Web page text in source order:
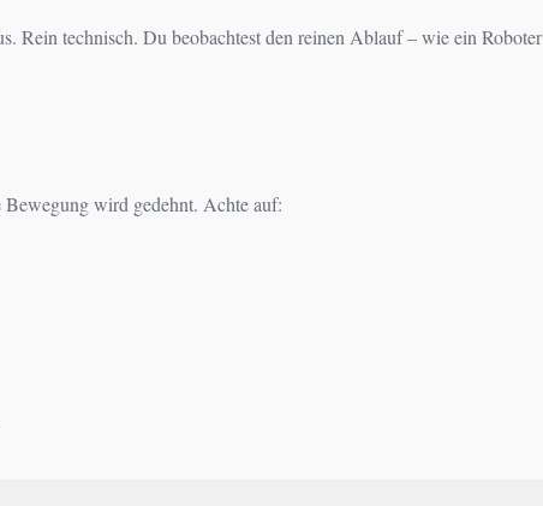
Rein technisch. Du beobachtest den reinen Ablauf – wie ein Roboter
Bewegung wird gedehnt. Achte auf: